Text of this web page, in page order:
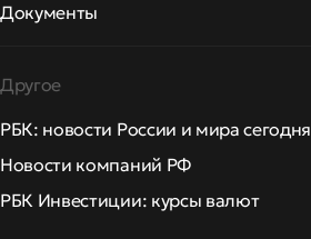
Документы
Другое
РБК: новости России и мира сегодня
Новости компаний РФ
РБК Инвестиции: курсы валют